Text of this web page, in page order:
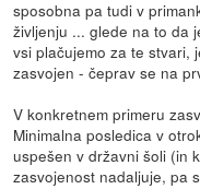
sposobna pa tudi v
življenju ... glede na to da
vsi plačujemo za te stvari,
zasvojen - čeprav se na
V konkretnem primeru
Minimalna posledica v
uspešen v državni šoli (in
zasvojenost nadaljuje, pa